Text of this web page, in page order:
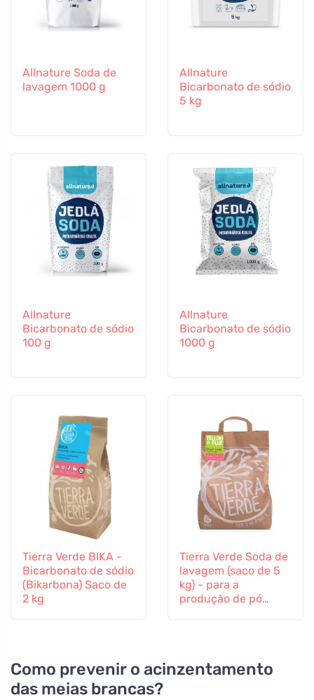
Allnature Soda de
lavagem 1000 g
Allnature
Bicarbonato de sódio
5 kg
Allnature
Bicarbonato de sódio
100 g
Allnature
Bicarbonato de sódio
1000 g
Tierra Verde BIKA -
Bicarbonato de sódio
(Bikarbona) Saco de
2 kg
Tierra Verde Soda de
lavagem (saco de 5
kg) - para a
produção de pó
Como prevenir o acinzentamento
das meias brancas?